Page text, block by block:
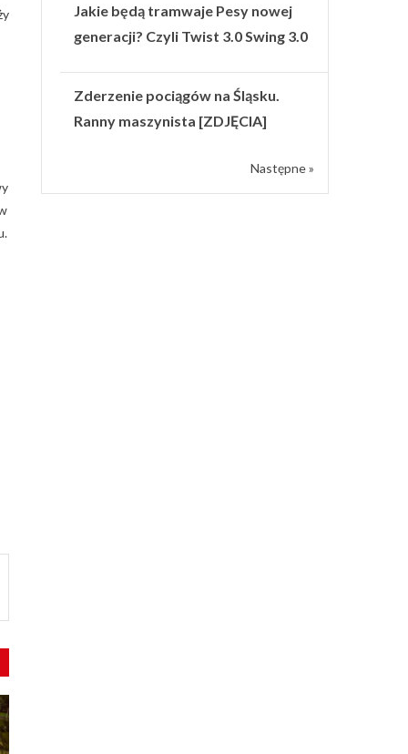
Jakie będą tramwaje Pesy nowej
generacji? Czyli Twist 3.0 Swing 3.0
Zderzenie pociągów na Śląsku.
Ranny maszynista [ZDJĘCIA]
Następne »